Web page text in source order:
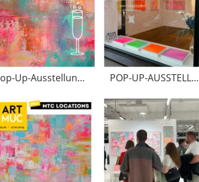
Pop-Up-Ausstellung Februar 2025 POP-UP-AUSSTELLUNG Okt.-Dez.2024